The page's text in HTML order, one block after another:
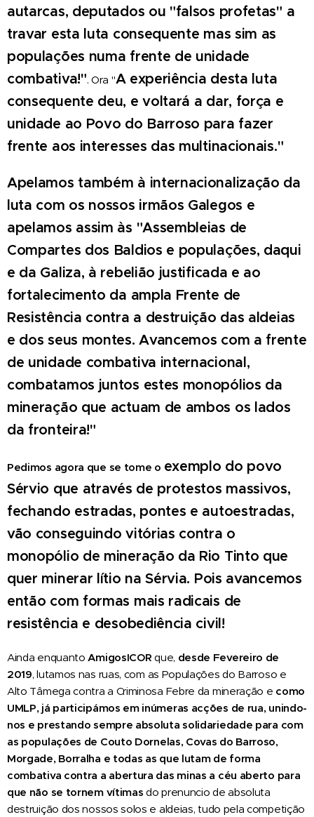
autarcas, deputados ou "falsos profetas" a
travar esta luta consequente mas sim as
populações numa frente de unidade
combativa!". Ora "A experiência desta luta
consequente deu, e voltará a dar, força e
unidade ao Povo do Barroso para fazer
frente aos interesses das multinacionais."
Apelamos também à internacionalização da
luta com os nossos irmãos Galegos e
apelamos assim às "Assembleias de
Compartes dos Baldios e populações, daqui
e da Galiza, à rebelião justificada e ao
fortalecimento da ampla Frente de
Resistência contra a destruição das aldeias
e dos seus montes.Avancemos com a frente
de unidade combativa internacional,
combatamos juntos estes monopólios da
mineração que actuam de ambos os lados
da fronteira!"
Pedimos agora que se tome o exemplo do povo
Sérvio que através de protestos massivos,
fechando estradas, pontes e autoestradas,
vão conseguindo vitórias contra o
monopólio de mineração da Rio Tinto que
quer minerar lítio na Sérvia. Pois avancemos
então com formas mais radicais de
resistência e desobediência civil!
Ainda enquantoAmigosICORque, desde Fevereiro de
2019, lutamos nas ruas, com as Populações do Barroso e
Alto Tâmega contra a Criminosa Febre da mineração e como
UMLP, já participámos em inúmeras acções de rua, unindo-
nos e prestando sempre absoluta solidariedade para com
as populações de Couto Dornelas, Covas do Barroso,
Morgade, Borralha e todas as que lutam de forma
combativa contra a abertura das minas a céu aberto para
que não se tornem vítimasdo prenuncio de absoluta
destruição dos nossos solos e aldeias, tudo pela competição